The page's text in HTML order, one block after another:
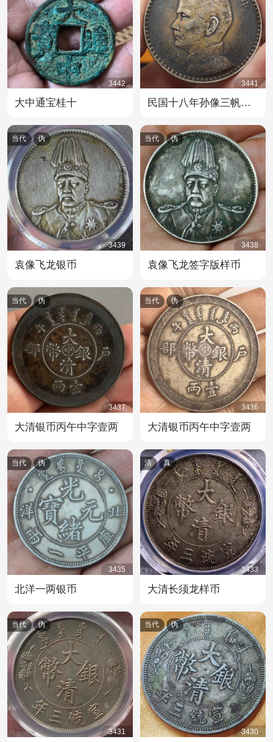
3442
大中通宝桂十
3441
民国十八年孙像三帆样币
当代 伪
3439
袁像飞龙银币
当代 伪
3438
袁像飞龙签字版样币
当代 伪
3437
大清银币丙午中字壹两
当代 伪
3436
大清银币丙午中字壹两
当代 伪
3435
北洋一两银币
清 真
3433
大清长须龙样币
当代 伪
3431
当代 伪
3430